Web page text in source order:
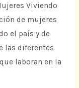
Viviendo
de mujeres
el país y de
las diferentes
laboran en la